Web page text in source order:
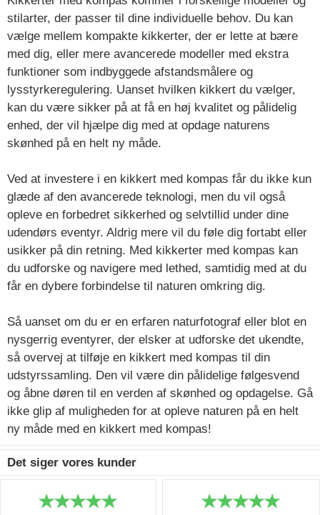
stilarter, der passer til dine individuelle behov. Du kan
vælge mellem kompakte kikkerter, der er lette at bære
med dig, eller mere avancerede modeller med ekstra
funktioner som indbyggede afstandsmålere og
lysstyrkeregulering. Uanset hvilken kikkert du vælger,
kan du være sikker på at få en høj kvalitet og pålidelig
enhed, der vil hjælpe dig med at opdage naturens
skønhed på en helt ny måde.
Ved at investere i en kikkert med kompas får du ikke kun
glæde af den avancerede teknologi, men du vil også
opleve en forbedret sikkerhed og selvtillid under dine
udendørs eventyr. Aldrig mere vil du føle dig fortabt eller
usikker på din retning. Med kikkerter med kompas kan
du udforske og navigere med lethed, samtidig med at du
får en dybere forbindelse til naturen omkring dig.
Så uanset om du er en erfaren naturfotograf eller blot en
nysgerrig eventyrer, der elsker at udforske det ukendte,
så overvej at tilføje en kikkert med kompas til din
udstyrssamling. Den vil være din pålidelige følgesvend
og åbne døren til en verden af skønhed og opdagelse. Gå
ikke glip af muligheden for at opleve naturen på en helt
ny måde med en kikkert med kompas!
Det siger vores kunder